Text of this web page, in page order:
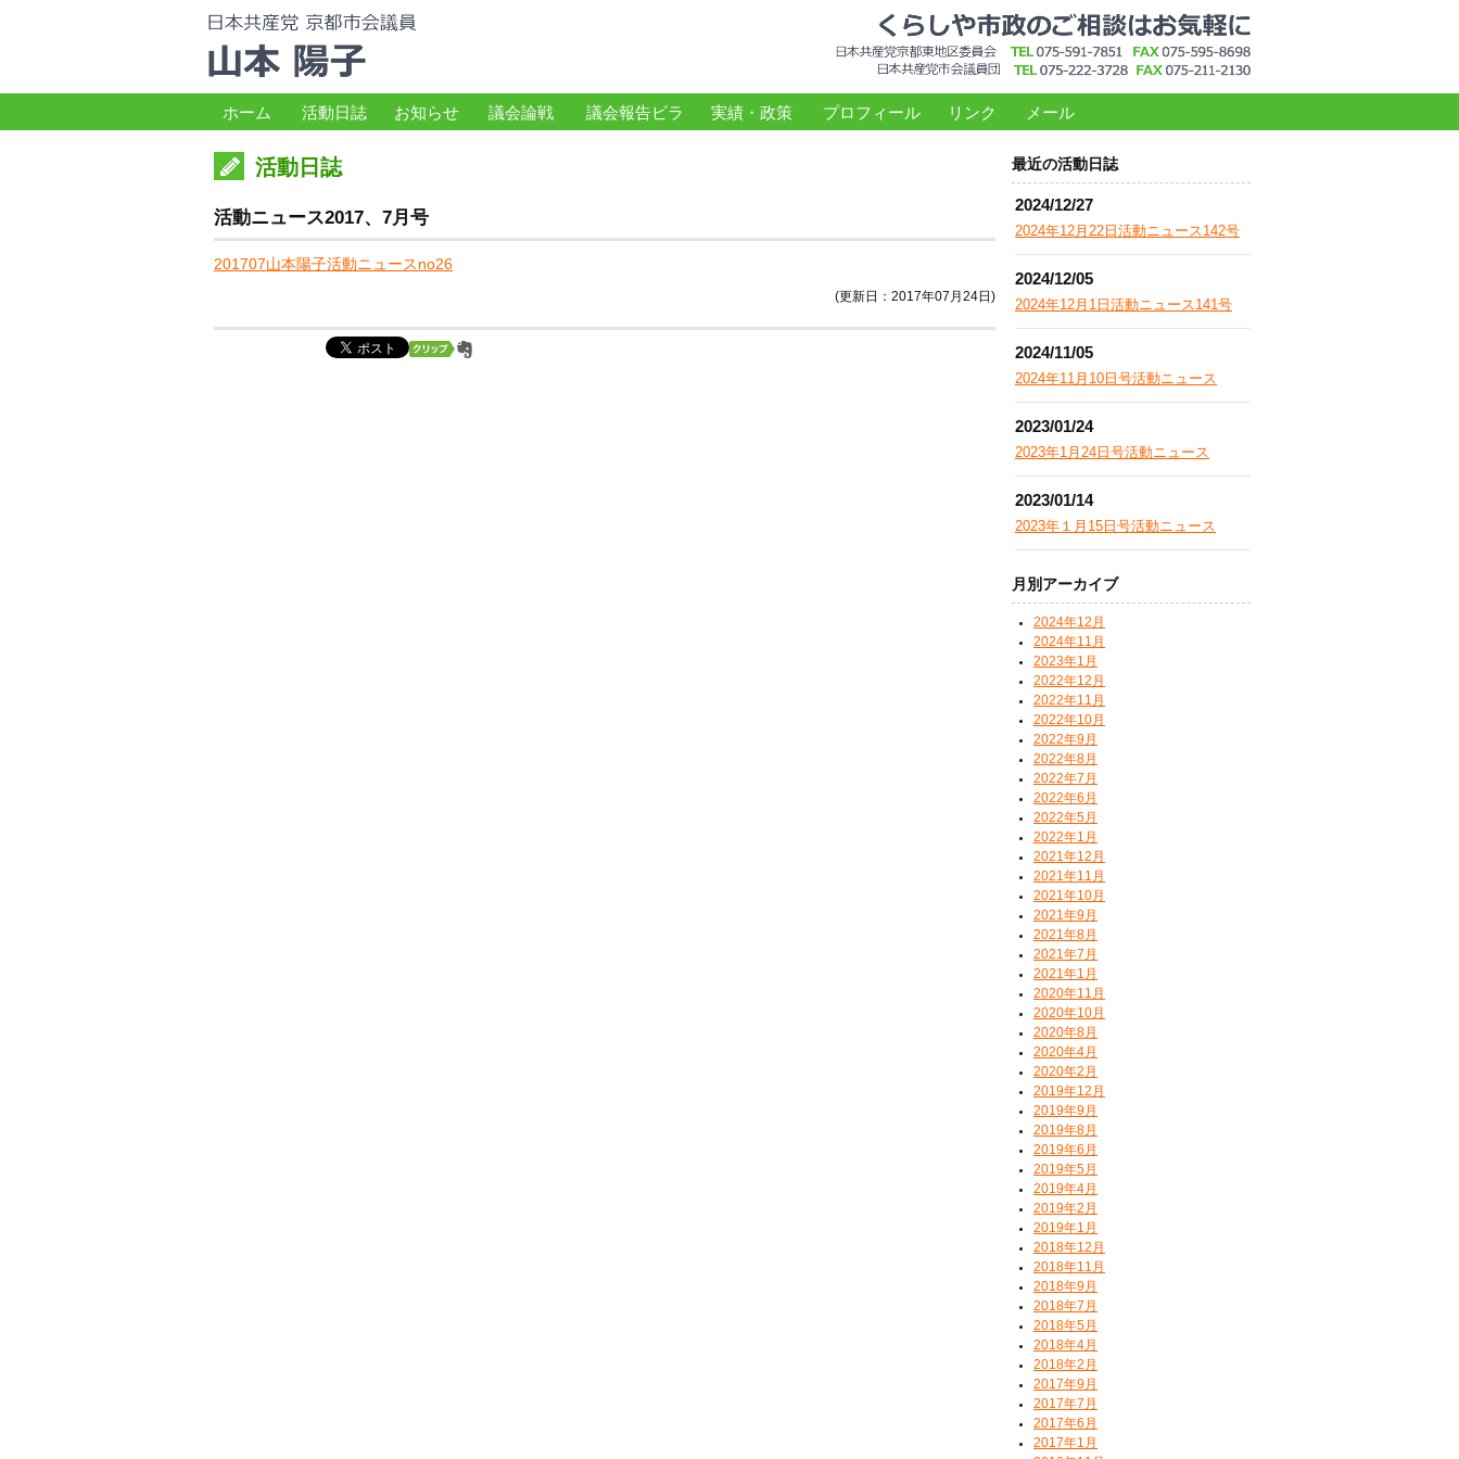
ホーム 活動日誌 お知らせ 議会論戦 議会報告ビラ 実績・政策 プロフィール リンク メール
活動日誌
活動ニュース2017、7月号
201707山本陽子活動ニュースno26
(更新日：2017年07月24日)
最近の活動日誌
2024/12/27
2024年12月22日活動ニュース142号
2024/12/05
2024年12月1日活動ニュース141号
2024/11/05
2024年11月10日号活動ニュース
2023/01/24
2023年1月24日号活動ニュース
2023/01/14
2023年１月15日号活動ニュース
月別アーカイブ
2024年12月
2024年11月
2023年1月
2022年12月
2022年11月
2022年10月
2022年9月
2022年8月
2022年7月
2022年6月
2022年5月
2022年1月
2021年12月
2021年11月
2021年10月
2021年9月
2021年8月
2021年7月
2021年1月
2020年11月
2020年10月
2020年8月
2020年4月
2020年2月
2019年12月
2019年9月
2019年8月
2019年6月
2019年5月
2019年4月
2019年2月
2019年1月
2018年12月
2018年11月
2018年9月
2018年7月
2018年5月
2018年4月
2018年2月
2017年9月
2017年7月
2017年6月
2017年1月